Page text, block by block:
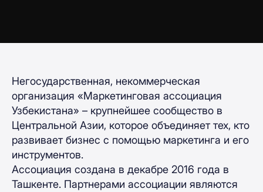
Негосударственная, некоммерческая
организация «Маркетинговая ассоциация
Узбекистана» – крупнейшее сообщество в
Центральной Азии, которое объединяет тех, кто
развивает бизнес с помощью маркетинга и его
инструментов.
Ассоциация создана в декабре 2016 года в
Ташкенте. Партнерами ассоциации являются